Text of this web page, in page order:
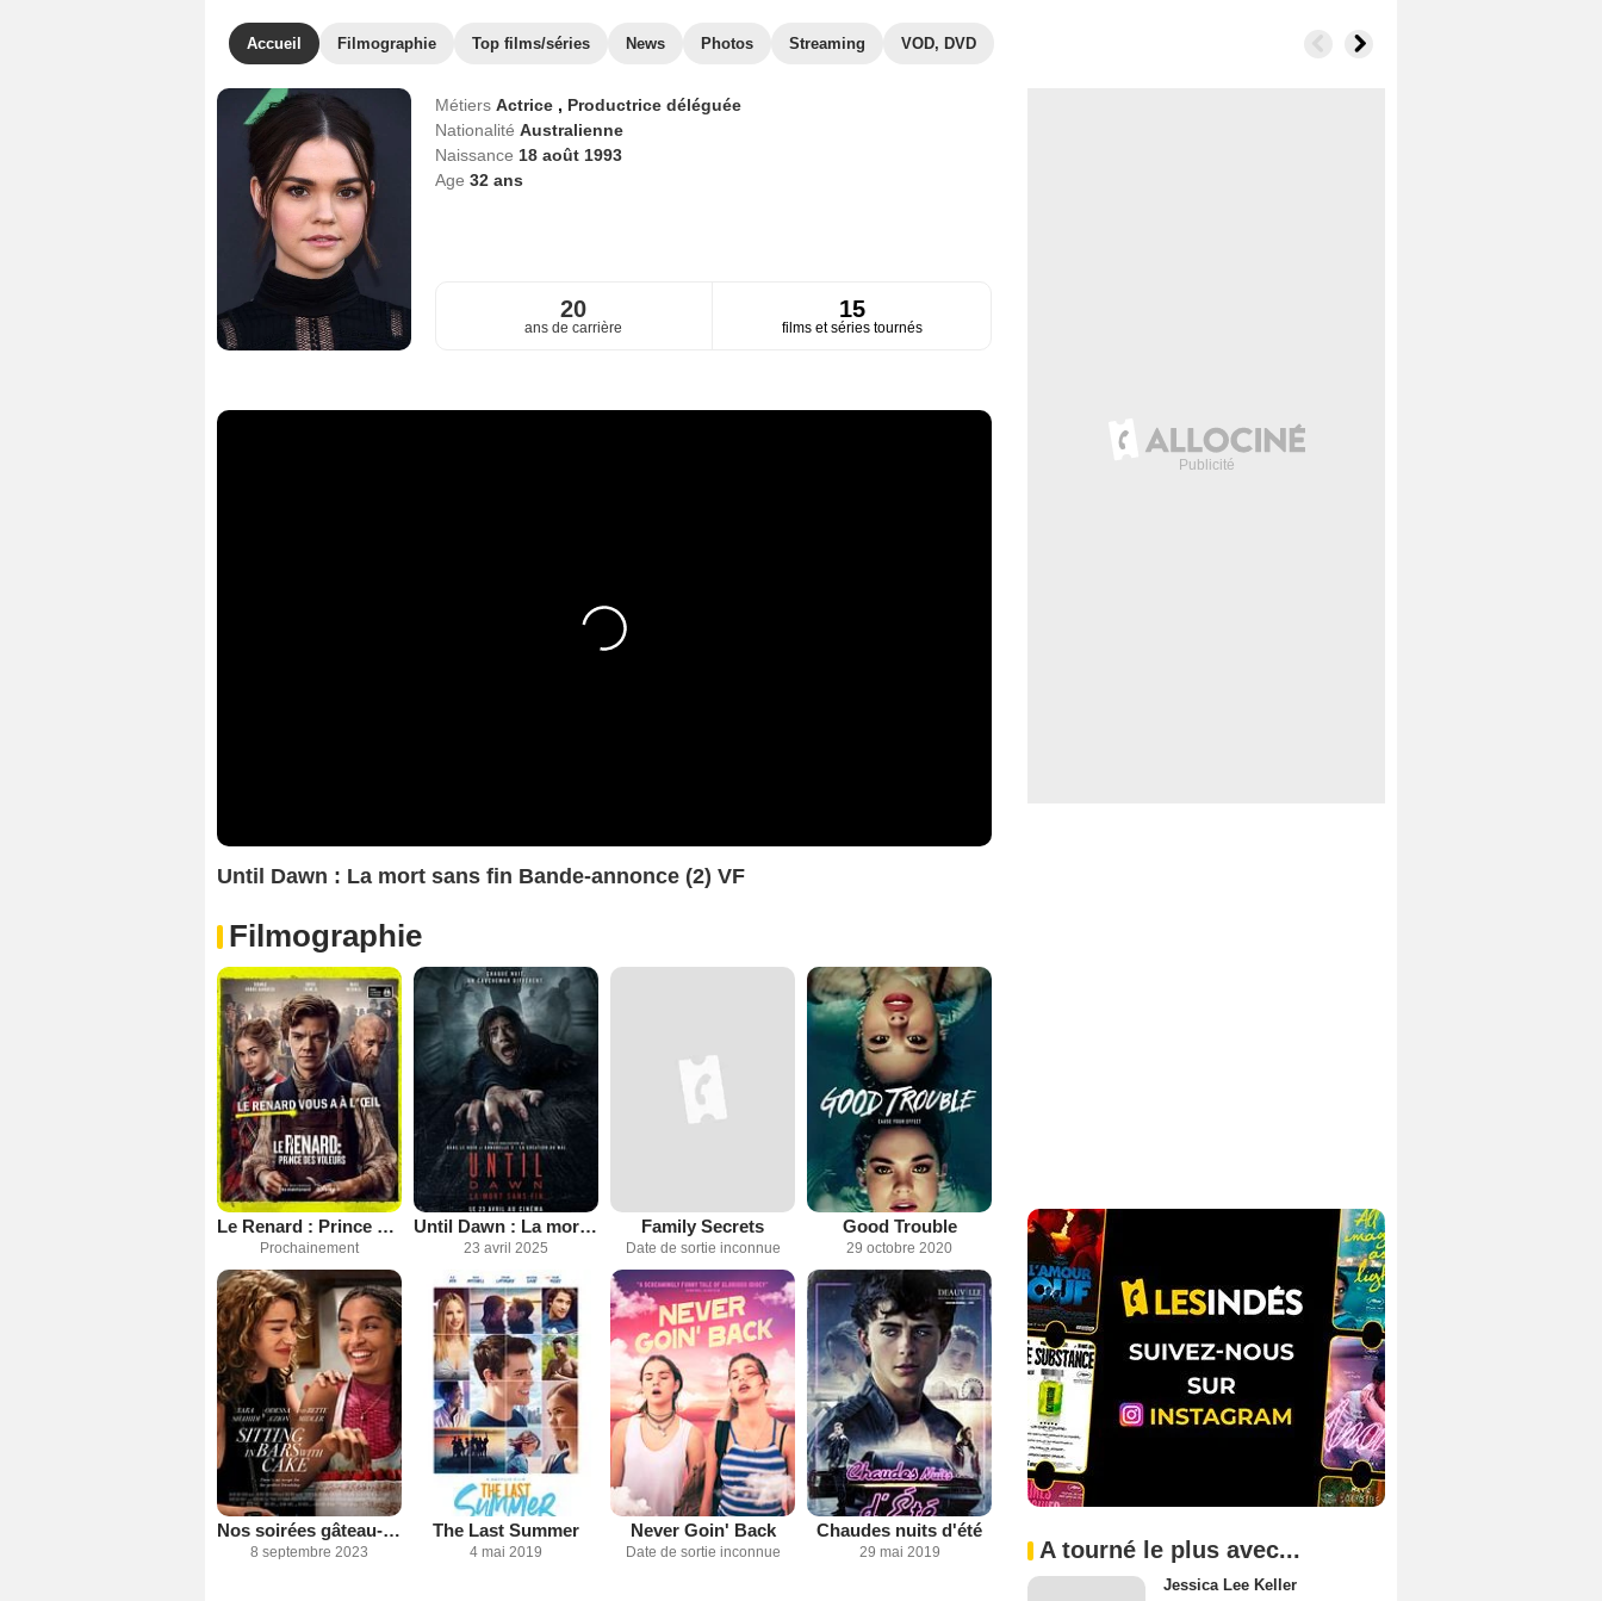
Accueil Filmographie Top films/séries News Photos Streaming VOD, DVD
Métiers Actrice , Productrice déléguée
Nationalité Australienne
Naissance 18 août 1993
Age 32ans
20
ans de carrière
15
films et séries tournés
Until Dawn : La mort sans fin Bande-annonce (2) VF
Filmographie
Le Renard : Prince des voleurs
Prochainement
Until Dawn : La mort sans fin
23 avril 2025
Family Secrets
Date de sortie inconnue
Good Trouble
29 octobre 2020
Nos soirées gâteau-bar
8 septembre 2023
The Last Summer
4 mai 2019
Never Goin' Back
Date de sortie inconnue
Chaudes nuits d'été
29 mai 2019 A tourné le plus avec...
Jessica Lee Keller